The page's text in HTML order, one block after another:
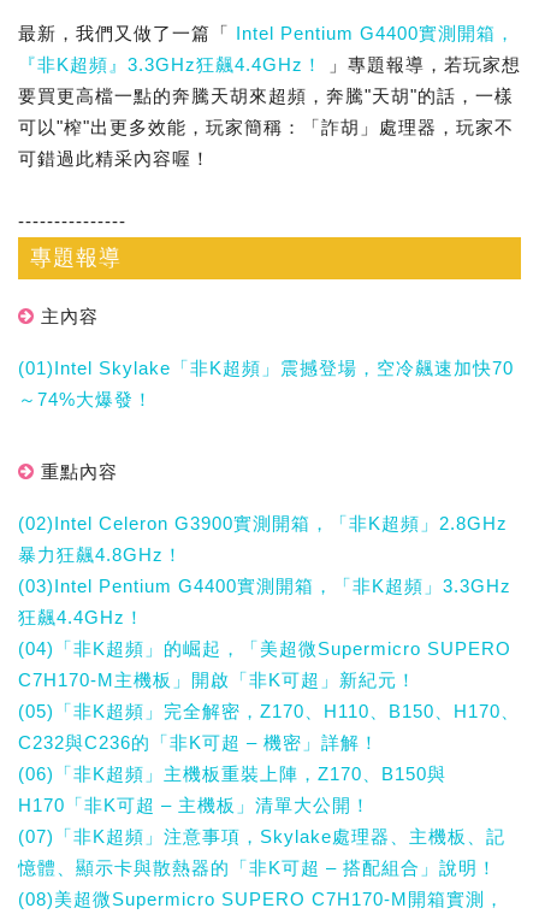
最新，我們又做了一篇「 Intel Pentium G4400實測開箱，
『非K超頻』3.3GHz狂飆4.4GHz！
」專題報導，若玩家想
要買更高檔一點的奔騰天胡來超頻，奔騰"天胡"的話，一樣
可以"榨"出更多效能，玩家簡稱：「詐胡」處理器，玩家不
可錯過此精采內容喔！
---------------
專題報導
主內容
(01)Intel Skylake「非K超頻」震撼登場，空冷飆速加快70
～74%大爆發！
重點內容
(02)Intel Celeron G3900實測開箱，「非K超頻」2.8GHz
暴力狂飆4.8GHz！
(03)Intel Pentium G4400實測開箱，「非K超頻」3.3GHz
狂飆4.4GHz！
(04)「非K超頻」的崛起，「美超微Supermicro SUPERO
C7H170-M主機板」開啟「非K可超」新紀元！
(05)「非K超頻」完全解密，Z170、H110、B150、H170、
C232與C236的「非K可超 – 機密」詳解！
(06)「非K超頻」主機板重裝上陣，Z170、B150與
H170「非K可超 – 主機板」清單大公開！
(07)「非K超頻」注意事項，Skylake處理器、主機板、記
憶體、顯示卡與散熱器的「非K可超 – 搭配組合」說明！
(08)美超微Supermicro SUPERO C7H170-M開箱實測，